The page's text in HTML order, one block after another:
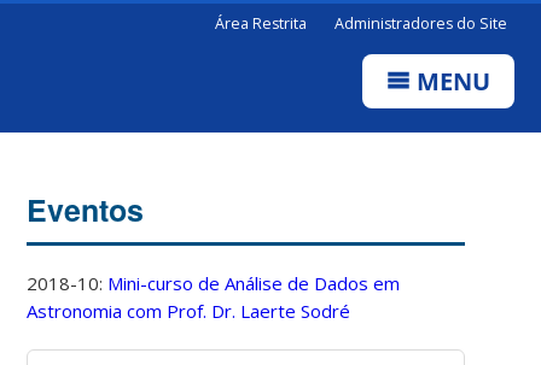
Área Restrita Administradores do Site
MENU
Eventos
2018-10: Mini-curso de Análise de Dados em
Astronomia com Prof. Dr. Laerte Sodré